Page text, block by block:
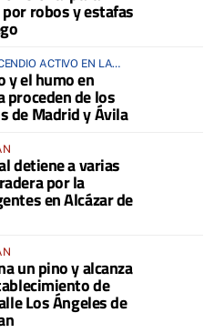
robos y estafas
ACTIVO EN LA
y el humo en
proceden de los
de Madrid y Ávila
detiene a varias
por la
en Alcázar de
un pino y alcanza
de
Los Ángeles de